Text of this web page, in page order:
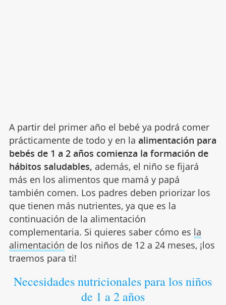
A partir del primer año el bebé ya podrá comer
prácticamente de todo y en la alimentación para
bebés de 1 a 2 años comienza la formación de
hábitos saludables, además, el niño se fijará
más en los alimentos que mamá y papá
también comen. Los padres deben priorizar los
que tienen más nutrientes, ya que es la
continuación de la alimentación
complementaria. Si quieres saber cómo es la
alimentación de los niños de 12 a 24 meses, ¡los
traemos para ti!
Necesidades nutricionales para los niños
de 1 a 2 años